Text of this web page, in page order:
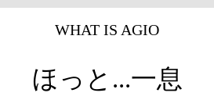
WHAT IS AGIO
​ほっと...一息